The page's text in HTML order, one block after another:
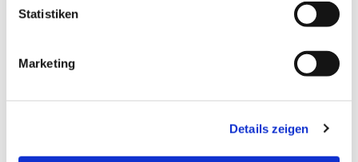
Statistiken
Marketing
Details zeigen